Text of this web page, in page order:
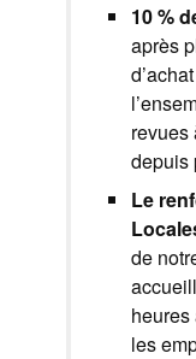
10 %
après
revues
depuis
Le
de
les